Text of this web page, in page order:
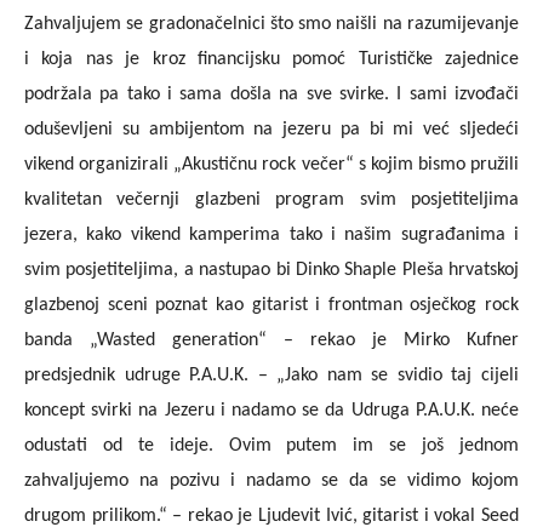
Zahvaljujem se gradonačelnici što smo naišli na razumijevanje
i koja nas je kroz financijsku pomoć Turističke zajednice
podržala pa tako i sama došla na sve svirke. I sami izvođači
oduševljeni su ambijentom na jezeru pa bi mi već sljedeći
vikend organizirali „Akustičnu rock večer“ s kojim bismo pružili
kvalitetan večernji glazbeni program svim posjetiteljima
jezera, kako vikend kamperima tako i našim sugrađanima i
svim posjetiteljima, a nastupao bi Dinko Shaple Pleša hrvatskoj
glazbenoj sceni poznat kao gitarist i frontman osječkog rock
banda „Wasted generation“ – rekao je Mirko Kufner
predsjednik udruge P.A.U.K. – „Jako nam se svidio taj cijeli
koncept svirki na Jezeru i nadamo se da Udruga P.A.U.K. neće
odustati od te ideje. Ovim putem im se još jednom
zahvaljujemo na pozivu i nadamo se da se vidimo kojom
drugom prilikom.“ – rekao je Ljudevit Ivić, gitarist i vokal Seed